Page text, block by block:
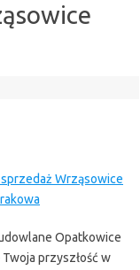
Wrząsowice
Opatkowice
Twoja przyszłość w